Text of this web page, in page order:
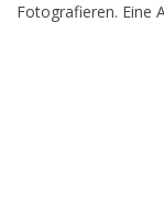
Fotografieren. Eine